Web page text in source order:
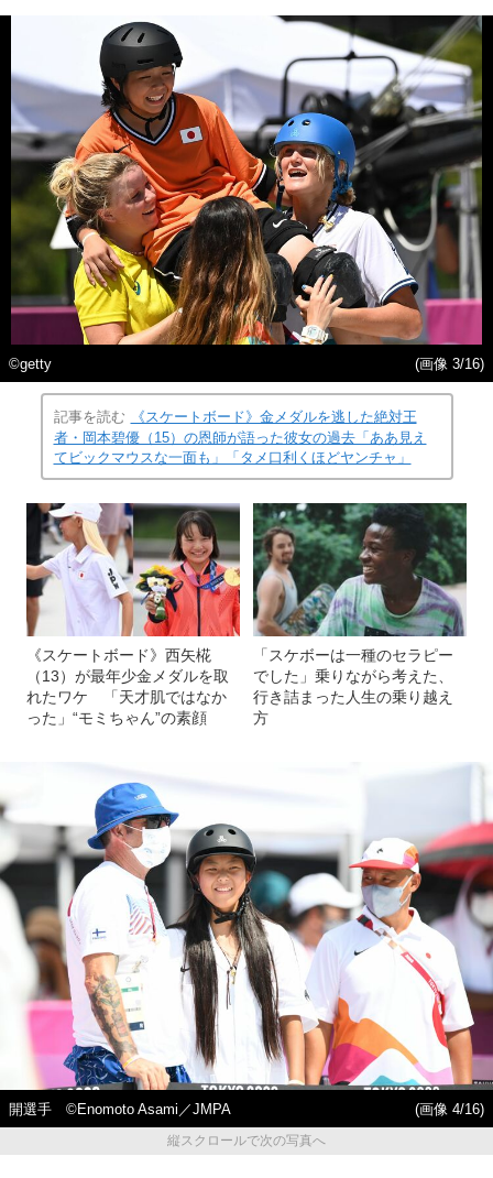
©getty (画像 3/16)
記事を読む
《スケートボード》金メダルを逃した絶対王
者・岡本碧優（15）の恩師が語った彼女の過去「ああ見え
てビックマウスな一面も」「タメ口利くほどヤンチャ」
《スケートボード》西矢椛
（13）が最年少金メダルを取
れたワケ 「天才肌ではなか
った」“モミちゃん”の素顔
「スケボーは一種のセラピー
でした」乗りながら考えた、
行き詰まった人生の乗り越え
方
開選手 ©︎Enomoto Asami／JMPA
(画像 4/16)
縦スクロールで次の写真へ